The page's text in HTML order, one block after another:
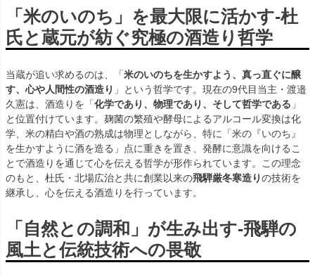
「米のいのち」を最大限に活かす-杜
氏と蔵元が紡ぐ究極の酒造り哲学
当蔵が追い求めるのは、「米のいのちを生かすよう、真っ直ぐに醸
す、心や人間性の酒造り 」という哲学です。現在の9代目当主・渡邉
久憲は、酒造りを「化学であり、物理であり、そして哲学である 」
と位置付けています。麹菌の繁殖や酵母によるアルコール変換は化
学、米の精白や酒の熟成は物理としながら、特に「米の『いのち』
を生かすように酒を造る」点に重きを置き、発酵に意識を向けるこ
とで酒造りを通じて心を伝える哲学が形作られています。この理念
のもと、杜氏・北場広治と共に創業以来の飛騨厳冬寒造りの技術を
継承し、心を伝える酒造りを行っています。
「自然との調和」が生み出す-飛騨の
風土と伝統技術への畏敬